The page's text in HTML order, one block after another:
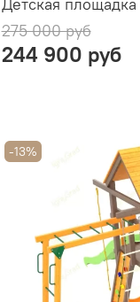
275 000 руб
244 900 руб
-13%